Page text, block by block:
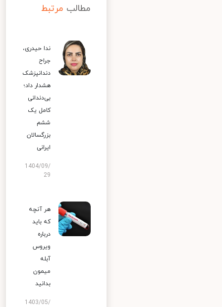
مطالب مرتبط
ندا حیدری،
جراح
دندانپزشک
هشدار داد؛
بی‌دندانی
کامل یک
ششم
بزرگسالان
ایرانی
1404/09/
29
هر آنچه
که باید
درباره
ویروس
آبله
میمون
بدانید
1403/05/